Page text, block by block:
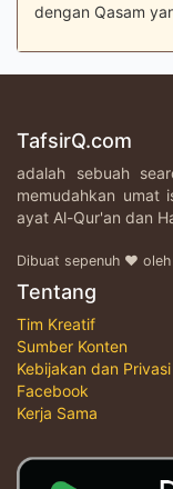
dengan Qasam
TafsirQ.com
adalah sebuah
memudahkan umat
ayat Al-Qur'an dan
Dibuat sepenuh ♥
Tentang
Tim Kreatif
Sumber Konten
Kebijakan dan Privasi
Facebook
Kerja Sama